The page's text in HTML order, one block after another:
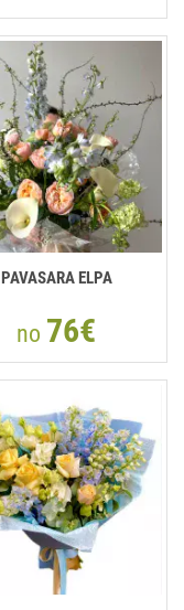
PAVASARA ELPA
no 76€